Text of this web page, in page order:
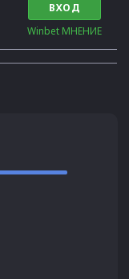
ВХОД
Winbet МНЕНИЕ